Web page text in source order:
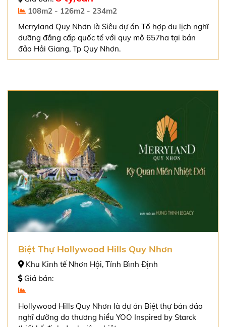
108m2 - 126m2 - 234m2
Merryland Quy Nhơn là Siêu dự án Tổ hợp du lịch nghĩ
dưỡng đẳng cấp quốc tế với quy mô 657ha tại bán
đảo Hải Giang, Tp Quy Nhơn.
Biệt Thự Hollywood Hills Quy Nhơn
Khu Kinh tế Nhơn Hội, Tỉnh Bình Định
Giá bán:
Hollywood Hills Quy Nhơn là dự án Biệt thự bán đảo
nghĩ dưỡng do thương hiểu YOO Inspired by Starck